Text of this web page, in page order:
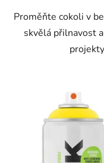
Proměňte cokoli v
skvělá přilnavost